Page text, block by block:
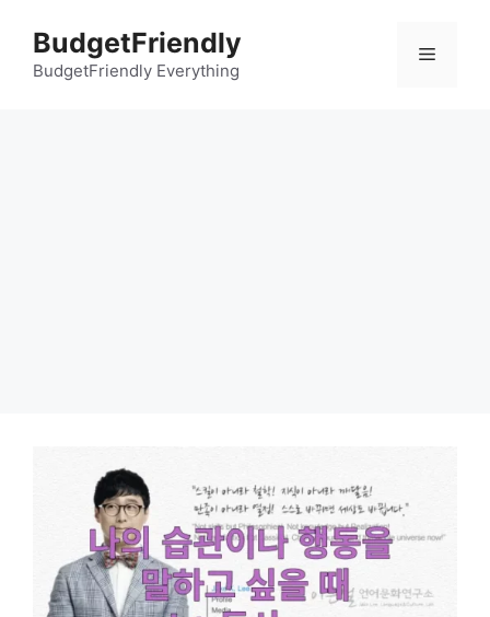
BudgetFriendly
BudgetFriendly Everything
메